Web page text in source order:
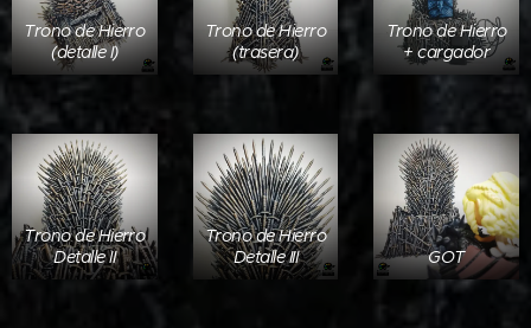
Trono de Hierro
(detalle I)
Trono de Hierro
(trasera)
Trono de Hierro
+ cargador
Trono de Hierro
Detalle II
Trono de Hierro
Detalle III
GOT